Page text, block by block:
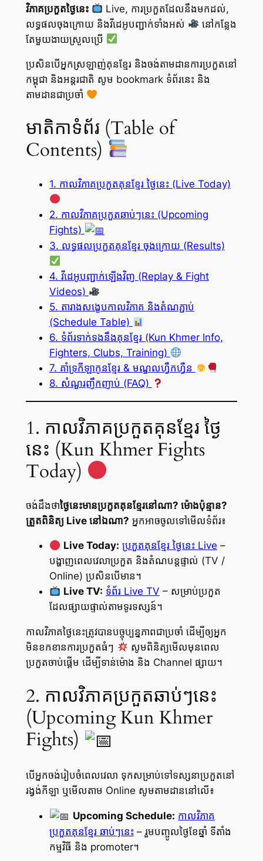
វិភាគប្រកួតថ្ងៃនេះ
Live, ការប្រកួតដែលនឹងមកដល់,
លទ្ធផលចុងក្រោយ និងវីដេអូបញ្ជាក់ទាំងអស់
នៅកន្លែង
តែមួយងាយស្រួលប្រើ
ប្រសិនបើអ្នកស្រឡាញ់គុនខ្មែរ និងចង់តាមដានការប្រកួតនៅ
កម្ពុជា និងអន្តរជាតិ សូម bookmark ទំព័រនេះ និង
តាមដានជាប្រចាំ
មាតិកាទំព័រ (Table of
Contents)
1. កាលវិភាគប្រកួតគុនខ្មែរ ថ្ងៃនេះ (Live Today)
2. កាលវិភាគប្រកួតឆាប់ៗនេះ (Upcoming
Fights)
3. លទ្ធផលប្រកួតគុនខ្មែរ ចុងក្រោយ (Results)
4. វីដេអូបញ្ជាក់ឡើងវិញ (Replay & Fight
Videos)
5. តារាងសង្ខេបកាលវិភាគ និងតំណភ្ជាប់
(Schedule Table)
6. ទំព័រទាក់ទងនឹងគុនខ្មែរ (Kun Khmer Info,
Fighters, Clubs, Training)
7. គាំទ្រកីឡាកូនខ្មែរ & មណ្ឌលហ្វឹកហ្វឺន
8. សំណួរញឹកញាប់ (FAQ)
1. កាលវិភាគប្រកួតគុនខ្មែរ ថ្ងៃ
នេះ (Kun Khmer Fights
Today)
ចង់ដឹងថាថ្ងៃនេះមានប្រកួតគុនខ្មែរនៅណា? ម៉ោងប៉ុន្មាន?
ត្រួតពិនិត្យ Live នៅឯណា? អ្នកអាចចូលទៅមើលទំព័រ៖
Live Today: ប្រកួតគុនខ្មែរ ថ្ងៃនេះ Live –
បង្ហាញពេលវេលាប្រកួត និងតំណបន្តផ្ទាល់ (TV /
Online) ប្រសិនបើមាន។
Live TV: ទំព័រ Live TV – សម្រាប់ប្រកួត
ដែលផ្សាយផ្ទាល់តាមទូរទស្សន៍។
កាលវិភាគថ្ងៃនេះត្រូវបានបច្ចុប្បន្នភាពជាប្រចាំ ដើម្បីឲ្យអ្នក
មិនខកខានការប្រកួតធំៗ
សូមពិនិត្យមើលមុនពេល
ប្រកួតចាប់ផ្តើម ដើម្បីទាន់ម៉ោង និង Channel ផ្សាយ។
2. កាលវិភាគប្រកួតឆាប់ៗនេះ
(Upcoming Kun Khmer
Fights)
បើអ្នកចង់រៀបចំពេលវេលា ទុកសម្រាប់ទៅទស្សនាប្រកួតនៅ
រង្វង់កីឡា ឬមើលតាម Online សូមតាមដាននៅលើ៖
Upcoming Schedule: កាលវិភាគ
ប្រកួតគុនខ្មែរ ឆាប់ៗនេះ – រួមបញ្ចូលថ្ងៃខែឆ្នាំ ទីតាំង
កម្មវិធី និង promoter។